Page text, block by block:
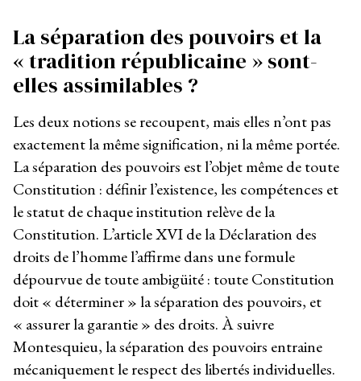
La séparation des pouvoirs et la
« tradition républicaine » sont-
elles assimilables ?
Les deux notions se recoupent, mais elles n’ont pas
exactement la même signification, ni la même portée.
La séparation des pouvoirs est l’objet même de toute
Constitution : définir l’existence, les compétences et
le statut de chaque institution relève de la
Constitution. L’article XVI de la Déclaration des
droits de l’homme l’affirme dans une formule
dépourvue de toute ambigüité : toute Constitution
doit « déterminer » la séparation des pouvoirs, et
« assurer la garantie » des droits. À suivre
Montesquieu, la séparation des pouvoirs entraine
mécaniquement le respect des libertés individuelles.